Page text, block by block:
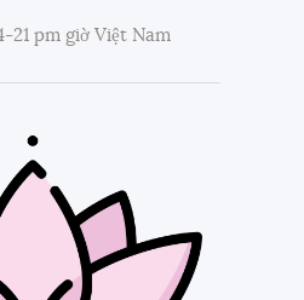
21 pm giờ Việt Nam